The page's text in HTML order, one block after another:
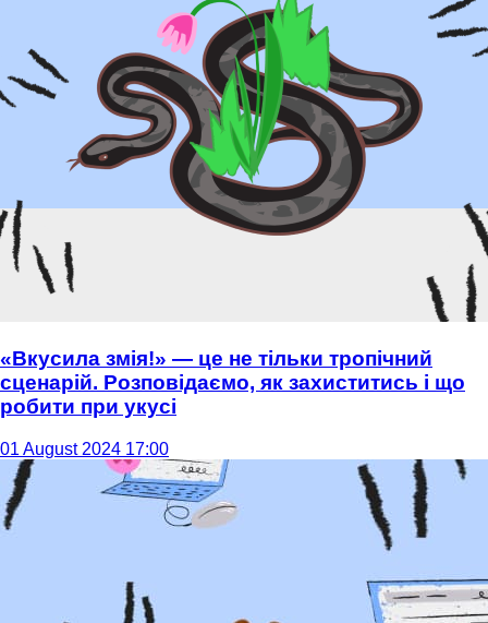
«Вкусила змія!» — це не тільки тропічний
сценарій. Розповідаємо, як захиститись і що
робити при укусі
01 August 2024 17:00